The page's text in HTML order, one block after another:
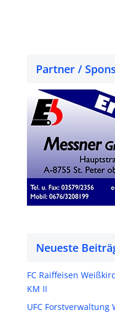
Partner /
Neueste
FC Raiffeisen
KM II
UFC Forstverwaltung